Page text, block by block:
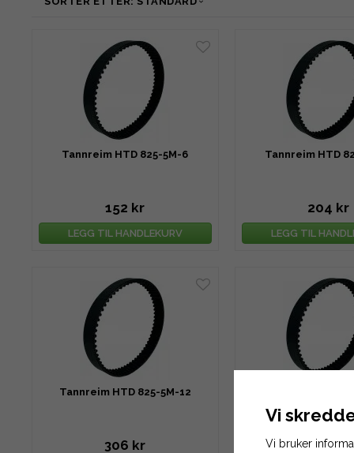
Tannreim HTD 825-5M-6
152 kr
LEGG TIL HANDLEKURV
Tannreim HTD
204 kr
LEGG TIL
Tannreim HTD 825-5M-12
306 kr 330 kr
Vi
Vi bruker